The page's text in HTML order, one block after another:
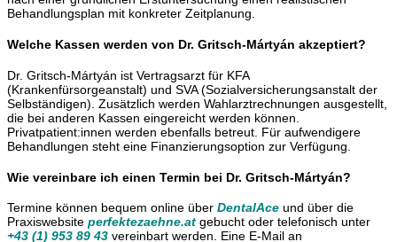
Behandlungsplan mit konkreter Zeitplanung.
Welche Kassen werden von Dr. Gritsch-Mártyán akzeptiert?
Dr. Gritsch-Mártyán ist Vertragsarzt für KFA
(Krankenfürsorgeanstalt) und SVA (Sozialversicherungsanstalt der
Selbständigen). Zusätzlich werden Wahlarztrechnungen ausgestellt,
die bei anderen Kassen eingereicht werden können.
Privatpatient:innen werden ebenfalls betreut. Für aufwendigere
Behandlungen steht eine Finanzierungsoption zur Verfügung.
Wie vereinbare ich einen Termin bei Dr. Gritsch-Mártyán?
Termine können bequem online über DentalAce und über die
Praxiswebsite perfektezaehne.at gebucht oder telefonisch unter
+43 (1) 953 89 43 vereinbart werden. Eine E-Mail an